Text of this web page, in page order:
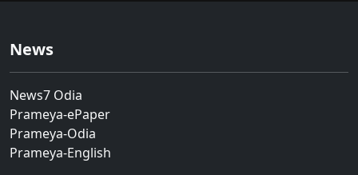
News
News7 Odia
Prameya-ePaper
Prameya-Odia
Prameya-English